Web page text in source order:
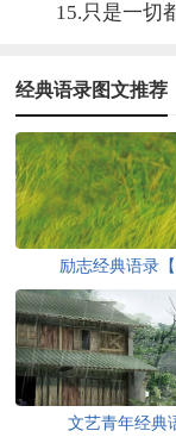
15.只是一切
经典语录图文推荐
励志经典语录【
文艺青年经典